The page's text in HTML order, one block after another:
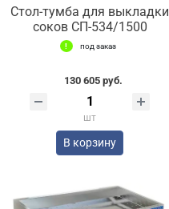
Стол-тумба для выкладки
соков СП-534/1500
под заказ
130 605 руб.
шт
В корзину